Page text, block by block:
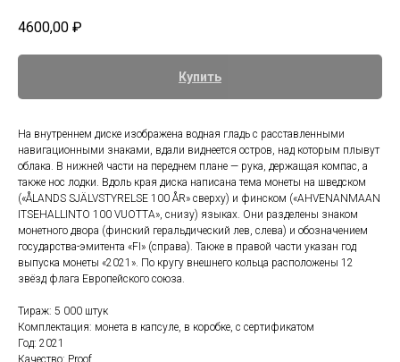
4600,00 ₽
Купить
На внутреннем диске изображена водная гладь с расставленными
навигационными знаками, вдали виднеется остров, над которым плывут
облака. В нижней части на переднем плане — рука, держащая компас, а
также нос лодки. Вдоль края диска написана тема монеты на шведском
(«ÅLANDS SJÄLVSTYRELSE 100 ÅR» сверху) и финском («AHVENANMAAN
ITSEHALLINTO 100 VUOTTA», снизу) языках. Они разделены знаком
монетного двора (финский геральдический лев, слева) и обозначением
государства-эмитента «FI» (справа). Также в правой части указан год
выпуска монеты «2021». По кругу внешнего кольца расположены 12
звёзд флага Европейского союза.
Тираж: 5 000 штук
Комплектация: монета в капсуле, в коробке, с сертификатом
Год: 2021